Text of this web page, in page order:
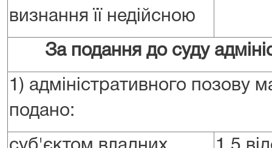
визнання її недійсною
За подання до суду
1) адміністративного позову
подано: